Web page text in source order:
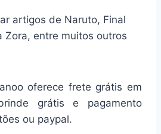
artigos de Naruto, Final
Zora, entre muitos outros
oferece frete grátis em
grátis e pagamento
ou paypal.